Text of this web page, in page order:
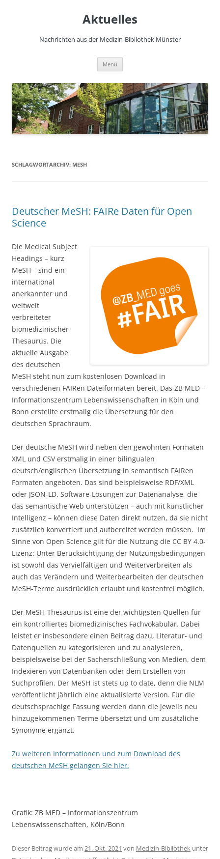
Aktuelles
Nachrichten aus der Medizin-Bibliothek Münster
Menü
SCHLAGWORTARCHIV: MESH
Deutscher MeSH: FAIRe Daten für Open
Science
Die Medical Subject
Headings – kurz
MeSH – sind ein
international
anerkannter und
weltweit
verbreiteter
biomedizinischer
Thesaurus. Die
aktuelle Ausgabe
des deutschen
MeSH steht nun zum kostenlosen Download in
verschiedenen FAIRen Dateiformaten bereit. Das ZB MED –
Infor­mations­zentrum Lebens­wissen­schaften in Köln und
Bonn erstellte erstmalig die Übersetzung für den
deutschen Sprachraum.
Der deutsche MeSH wird neben den gewohnten Formaten
XML und CSV erstmalig in einer bilingualen
deutsch/englischen Übersetzung in semantisch FAIRen
Formaten angeboten. Das sind beispielsweise RDF/XML
oder JSON-LD. Software-Lösungen zur Datenanalyse, die
das semantische Web unterstützen – auch mit künstlicher
Intelligenz – können diese Daten direkt nutzen, da sie nicht
zusätzlich konvertiert und aufbereitet werden müssen. Im
Sinne von Open Science gilt für die Nutzung die CC BY 4.0-
Lizenz: Unter Berücksichtigung der Nutzungsbedingungen
ist sowohl das Vervielfältigen und Weiterverbreiten als
auch das Verändern und Weiterbearbeiten der deutschen
MeSH-Terme ausdrücklich erlaubt und kostenfrei möglich.
Der MeSH-Thesaurus ist eine der wichtigsten Quellen für
ein kontrolliertes biomedizinisches Fachvokabular. Dabei
leistet er insbesondere einen Beitrag dazu, Literatur- und
Datenquellen zu kategorisieren und zu analysieren,
beispielsweise bei der Sacherschließung von Medien, dem
Indexieren von Datenbanken oder dem Erstellen von
Suchprofilen. Der MeSH ist stets up to date, denn die NLM
veröffentlicht jährlich eine aktualisierte Version. Für die
deutschsprachige Fassung werden dann die jeweils neu
hinzugekommenen Terme übersetzt und um zusätzliche
Synonyme ergänzt.
Zu weiteren Informationen und zum Download des
deutschen MeSH gelangen Sie hier.
Grafik: ZB MED – Informationszentrum
Lebenswissenschaften, Köln/Bonn
Dieser Beitrag wurde am 21. Okt. 2021 von Medizin-Bibliothek unter